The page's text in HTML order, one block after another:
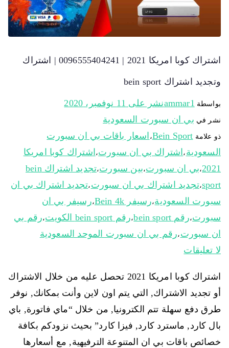
اشتراك كوبا امريكا 2021 | 0096555404241 | اشتراك
وتجديد اشتراك bein sport
بواسطة ammar1نشر على 11 نوفمبر، 2020
نشر في بي ان سبورت السعودية
ذو علامة Bein Sport، اسعار باقات بي ان سبورت
السعودية ، اشتراك بي ان سبورت، اشتراك كوبا امريكا
2021،بي ان سبورت،بين سبورت،
تجديد اشتراك bein
sport،تجديد اشتراك بي ان سبورت ،تجديد اشتراك بي ان
سبورت السعودية،رسيفر Bein 4k ،رسيفر بي ان
سبورت،رقم bein sport ،رقم bein sport الكويت ،رقم بي
ان سبورت ،رقم بي ان سبورت الموحد السعودية
لا تعليقات
اشتراك كوبا امريكا 2021 تحصل عليه من خلال الاشتراك
أو تجديد الاشتراك, التي يتم اون لاين وأنت بمكانك, نوفر
طرق دفع سهلة تتم الكترونيا, من خلال “ماي فاتورة, باي
بال كارد, ماسترد كارد, فيزا كارد” بحيث نزودكم بكافة
خصائص باقات بي ان المتنوعة الترفيهية, مع أسعارها